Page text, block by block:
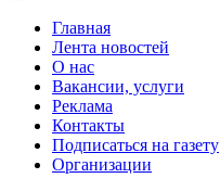
Главная
Лента новостей
О нас
Вакансии, услуги
Реклама
Контакты
Подписаться на газету
Организации